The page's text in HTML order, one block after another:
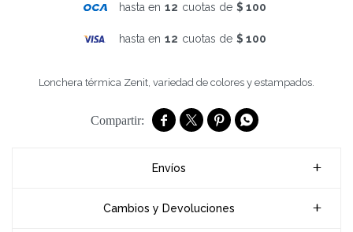
hasta en 12 cuotas de $ 100
hasta en 12 cuotas de $ 100
Lonchera térmica Zenit, variedad de colores y estampados.
   
Envíos
Cambios y Devoluciones